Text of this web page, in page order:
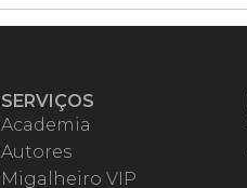
SERVIÇOS
Academia
Autores
Migalheiro VIP